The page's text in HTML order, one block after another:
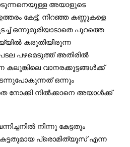
അയാളുടെ
കേട്ട്, നിറഞ്ഞ കണ്ണുകളെ
ഒന്നുമുരിയാടാതെ പുറത്തെ
കരുതിയിരുന്ന
പഴമെടുത്ത് അതിരിൽ
കലുങ്കിലെ വാനരക്കൂട്ടങ്ങൾക്ക്
ഒന്നും
നോക്കി നിൽക്കാനെ അയാൾക്ക്
നിന്നു കേട്ടതും
പ്രൊമിത്യൂസ് എന്ന